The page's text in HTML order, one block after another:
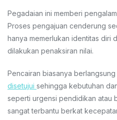
Pegadaian ini memberi
Proses pengajuan cenderung
hanya memerlukan identitas diri
dilakukan penaksiran nilai.
Pencairan biasanya
disetujui sehingga kebutuhan
seperti urgensi pendidikan atau
sangat terbantu berkat